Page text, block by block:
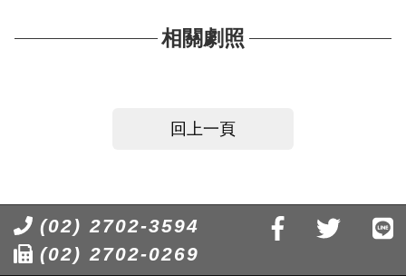
相關劇照
回上一頁
(02) 2702-3594
(02) 2702-0269